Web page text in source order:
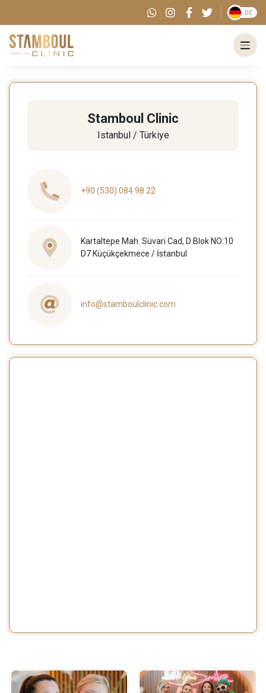
DE
Stamboul Clinic
Istanbul / Türkiye
+90 (530) 084 98 22
Kartaltepe Mah. Süvari Cad, D Blok NO:10
D7 Küçükçekmece / İstanbul
info@stamboulclinic.com